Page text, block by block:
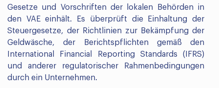
Gesetze und Vorschriften der lokalen Behörden in
den VAE einhält. Es überprüft die Einhaltung der
Steuergesetze, der Richtlinien zur Bekämpfung der
Geldwäsche, der Berichtspflichten gemäß den
International Financial Reporting Standards (IFRS)
und anderer regulatorischer Rahmenbedingungen
durch ein Unternehmen.